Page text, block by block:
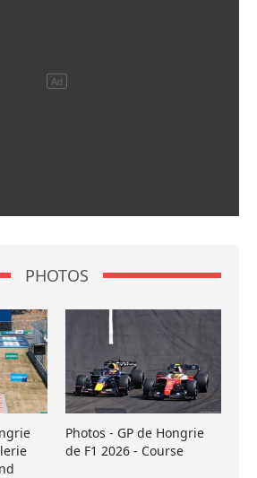
PHOTOS
Photos - GP de Hongrie
de F1 2026 - Course